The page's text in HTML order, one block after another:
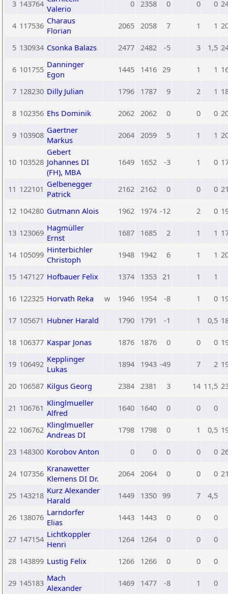
3 143764 Valerio
0 2358 0 0 0
4 117536 Charaus
Florian
2065 2058 7 1 1
5 130934 Csonka Balazs 2477 2482 -5 3 1,5
6 101755 Danninger
Egon
1445 1416 29 1 1
7 128230 Dilly Julian 1796 1787 9 2 1
8 102356 Ehs Dominik 2062 2062 0 0 0
9 103908 Gaertner
Markus
2064 2059 5 1 1
10 103528
Gebert
Johannes DI
(FH), MBA
1649 1652 -3 1 0
11 122101 Gelbenegger
Patrick
2162 2162 0 0 0
12 104280 Gutmann Alois 1962 1974 -12 2 0
13 123069 Hagmüller
Ernst
1687 1685 2 1 1
14 105099 Hinterbichler
Christoph
1948 1942 6 1 1
15 147127 Hofbauer Felix 1374 1353 21 1 1
16 122325 Horvath Reka w 1946 1954 -8 1 0
17 105671 Hubner Harald 1790 1791 -1 1 0,5
18 106377 Kaspar Jonas 1876 1876 0 0 0
19 106492 Kepplinger
Lukas
1894 1943 -49 7 2
20 106587 Kilgus Georg 2384 2381 3 14 11,5
21 106761 Klinglmueller
Alfred
1640 1640 0 0 0
22 106762 Klinglmueller
Andreas DI
1798 1798 0 1 0,5
23 148300 Korobov Anton 0 0 0 0 0
24 107356 Kranawetter
Klemens DI Dr.
2064 2064 0 0 0
25 143218 Kurz Alexander
Harald
1449 1350 99 7 4,5
26 138076 Larndorfer
Elias
1443 1443 0 0 0
27 147154 Lichtkoppler
Henri
1264 1264 0 0 0
28 143899 Lustig Felix 1266 1266 0 0 0
29 145183 Mach
Alexander
1469 1477 -8 1 0